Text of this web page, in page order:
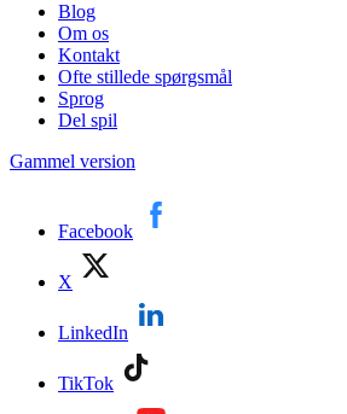
Blog
Om os
Kontakt
Ofte stillede spørgsmål
Sprog
Del spil
Gammel version
Facebook
X
LinkedIn
TikTok